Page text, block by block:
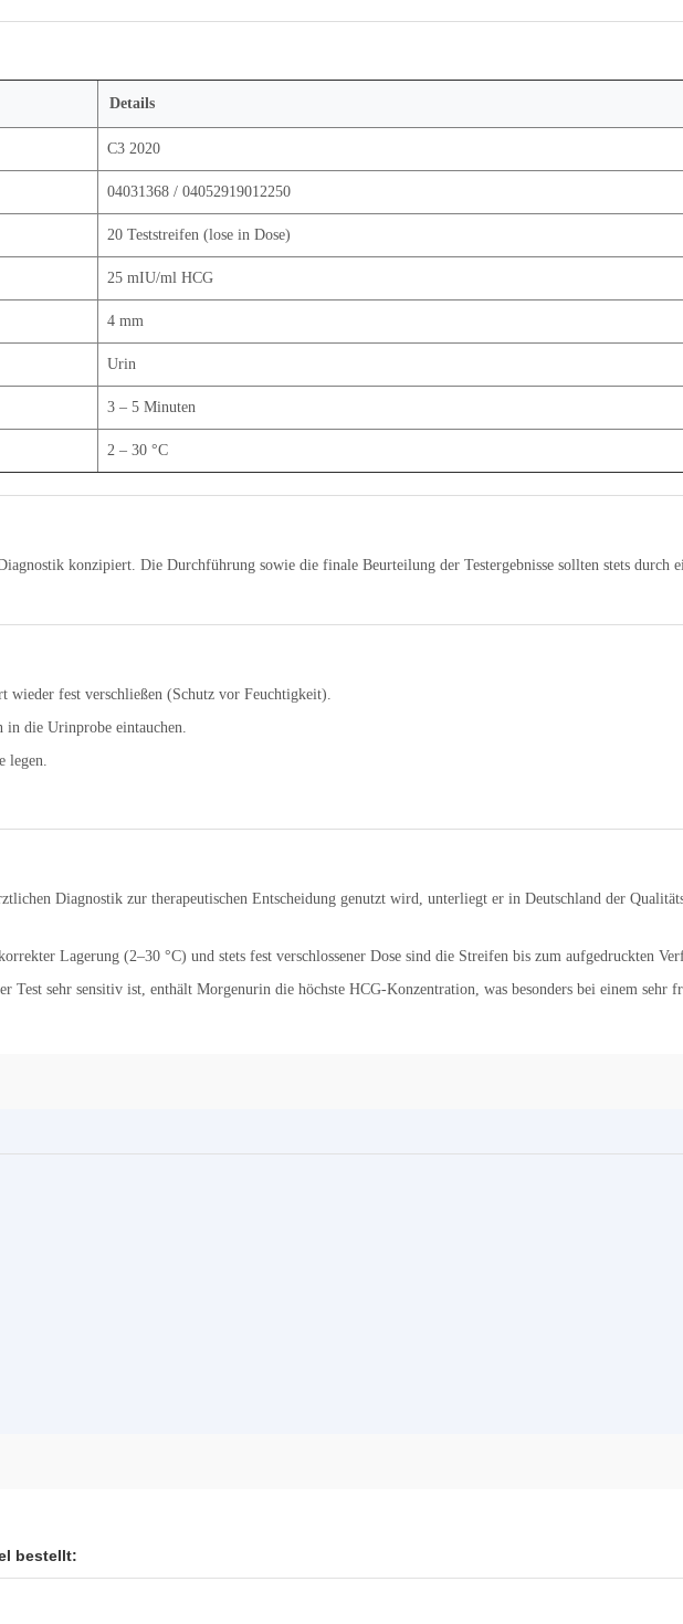
Details
C3 2020
04031368 / 04052919012250
20 Teststreifen (lose in Dose)
25 mIU/ml HCG
4 mm
Urin
3 – 5 Minuten
2 – 30 °C
konzipiert. Die Durchführung sowie die finale Beurteilung der Testergebnisse sollten stets durch
wieder fest verschließen (Schutz vor Feuchtigkeit).
in die Urinprobe eintauchen.
legen.
Diagnostik zur therapeutischen Entscheidung genutzt wird, unterliegt er in Deutschland der
Lagerung (2–30 °C) und stets fest verschlossener Dose sind die Streifen bis zum aufgedruckten
Test sehr sensitiv ist, enthält Morgenurin die höchste HCG-Konzentration, was besonders bei einem sehr
bestellt: